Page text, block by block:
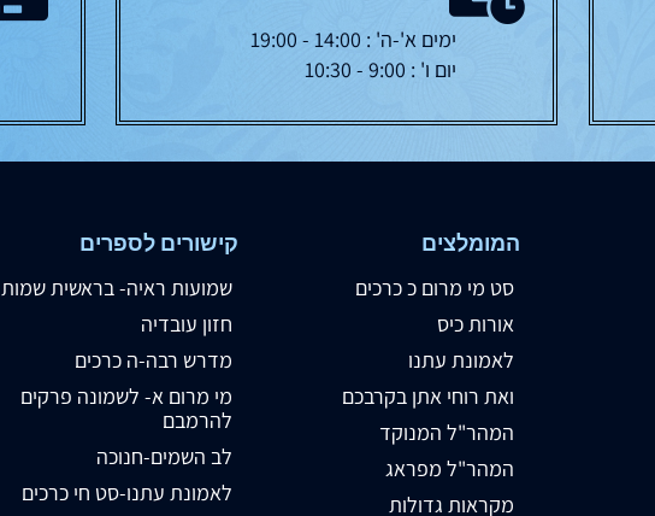
ימים א'-ה' : 14:00 - 19:00
יום ו' : 9:00 - 10:30
המומלצים
סט מי מרום כ כרכים
אורות כיס
לאמונת עתנו
ואת רוחי אתן בקרבכם
המהר"ל המנוקד
המהר"ל מפראג
מקראות גדולות
קישורים לספרים
שמועות ראיה- בראשית שמות
חזון עובדיה
מדרש רבה-ה כרכים
מי מרום א- לשמונה פרקים
להרמבם
לב השמים-חנוכה
לאמונת עתנו-סט חי כרכים